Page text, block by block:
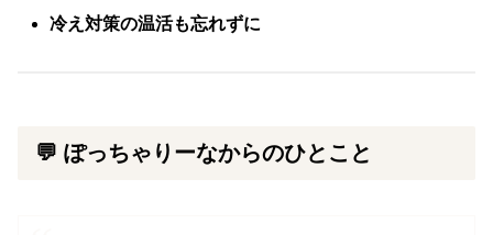
冷え対策の温活も忘れずに
💬 ぽっちゃりーなからのひとこと